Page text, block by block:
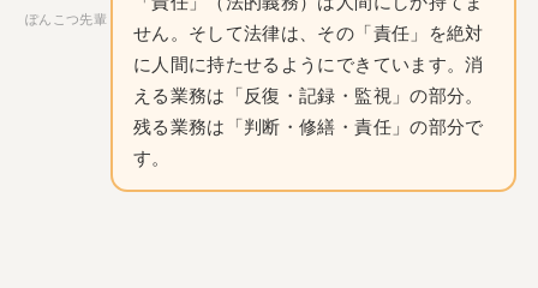
ぽんこつ先輩
せん。そして法律は、その「責任」を絶対
に人間に持たせるようにできています。消
える業務は「反復・記録・監視」の部分。
残る業務は「判断・修繕・責任」の部分で
す。